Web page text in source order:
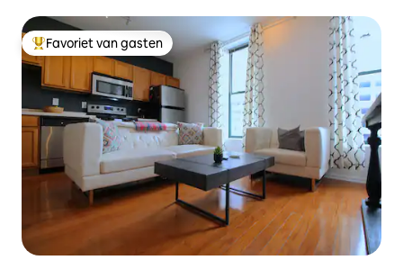
Topfavoriet van gasten
Favoriet van gasten